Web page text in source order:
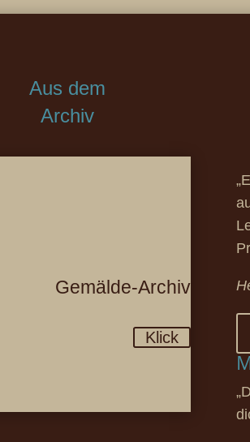
Aus dem
Archiv
Gemälde-Archiv
Klick